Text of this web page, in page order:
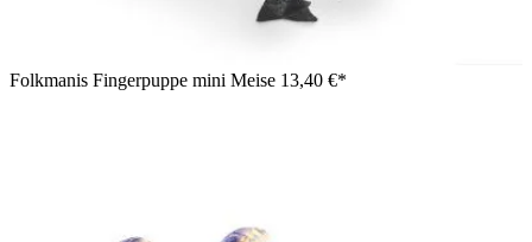
Folkmanis Fingerpuppe mini Meise 13,40 €*